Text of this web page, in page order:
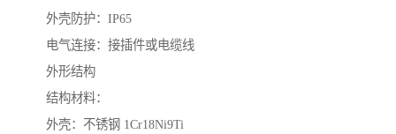
外壳防护：IP65
电气连接：接插件或电缆线
外形结构
结构材料：
外壳：不锈钢 1Cr18Ni9Ti